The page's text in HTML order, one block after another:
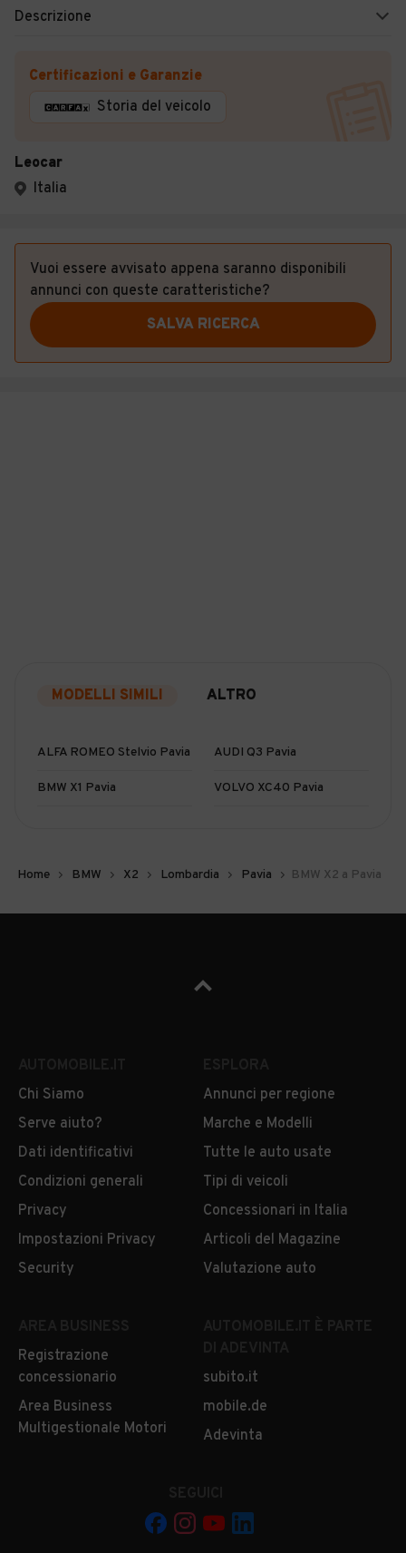
Descrizione
Certificazioni e Garanzie
Storia del veicolo
Leocar
Italia
Vuoi essere avvisato appena saranno disponibili
annunci con queste caratteristiche?
SALVA RICERCA
MODELLI SIMILI ALTRO
ALFA ROMEO Stelvio Pavia AUDI Q3 Pavia
BMW X1 Pavia VOLVO XC40 Pavia
Home BMW X2 Lombardia Pavia BMW X2 a Pavia
Chi Siamo
Serve aiuto?
Dati identificativi
Condizioni generali
Privacy
Impostazioni Privacy
Security
Annunci per regione
Marche e Modelli
Tutte le auto usate
Tipi di veicoli
Concessionari in Italia
Articoli del Magazine
Valutazione auto
Registrazione
concessionario
Area Business
Multigestionale Motori
subito.it
mobile.de
Adevinta